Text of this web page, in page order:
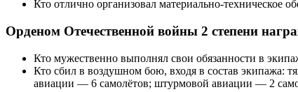
Кто отлично организовал материально-техническое
Орденом Отечественной войны 2 степени
Кто мужественно выполнял свои обязанности в
Кто сбил в воздушном бою, входя в состав экипажа:
авиации — 6 самолётов; штурмовой авиации — 2